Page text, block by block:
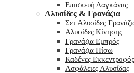
Επισκευή Δαγκάνας
Αλυσίδες & Γρανάζια
Σετ Αλυσίδες
Αλυσίδες Κίνησης
Γρανάζια Εμπρός
Γρανάζια Πίσω
Καδένες
Ασφάλειες Αλυσίδας